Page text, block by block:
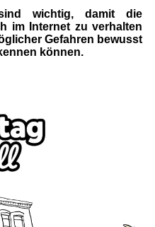
wichtig, damit die
im Internet zu verhalten
Gefahren bewusst
können.